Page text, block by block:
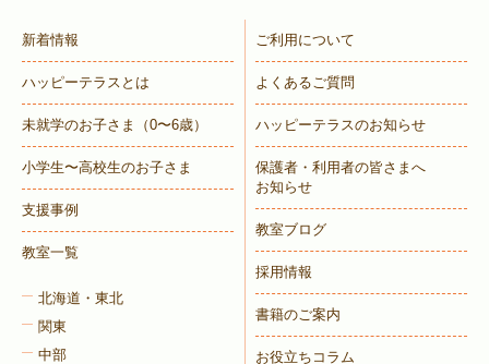
新着情報
ハッピーテラスとは
未就学のお子さま （0〜6歳）
小学生〜高校生のお子さま
支援事例
教室一覧
北海道・東北
関東
中部
ご利用について
よくあるご質問
ハッピーテラスのお知らせ
保護者・利用者の皆さまへ
お知らせ
教室ブログ
採用情報
書籍のご案内
お役立ちコラム